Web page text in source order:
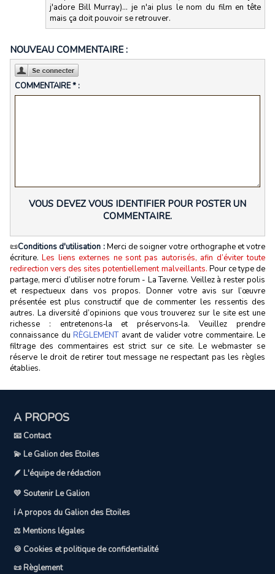
j'adore Bill Murray)... je n'ai plus le nom du film en tête
mais ça doit pouvoir se retrouver.
NOUVEAU COMMENTAIRE :
COMMENTAIRE * :
VOUS DEVEZ VOUS IDENTIFIER POUR POSTER UN
COMMENTAIRE.
📜Conditions d'utilisation :Merci de soigner votre orthographe et votre
écriture.Les liens externes ne sont pas autorisés, afin d’éviter toute
redirection vers des sites potentiellement malveillants. Pour ce type de
partage, merci d’utiliser notre forum - La Taverne. Veillez à rester polis
et respectueux dans vos propos. Donner votre avis sur l’œuvre
présentée est plus constructif que de commenter les ressentis des
autres. La diversité d’opinions que vous trouverez sur le site est une
richesse : entretenons‑la et préservons‑la. Veuillez prendre
connaissance du RÈGLEMENTavant de valider votre commentaire. Le
filtrage des commentaires est strict sur ce site. Le webmaster se
réserve le droit de retirer tout message ne respectant pas les règles
établies.
A PROPOS
📧 Contact
💫 Le Galion des Etoiles
🪶 L'équipe de rédaction
💛 Soutenir Le Galion
ℹ️ A propos du Galion des Etoiles
⚖️ Mentions légales
🍪 Cookies et politique de confidentialité
📜 Règlement